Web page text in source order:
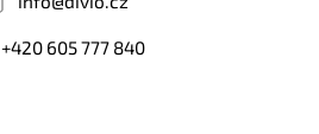
+420 605 777 840